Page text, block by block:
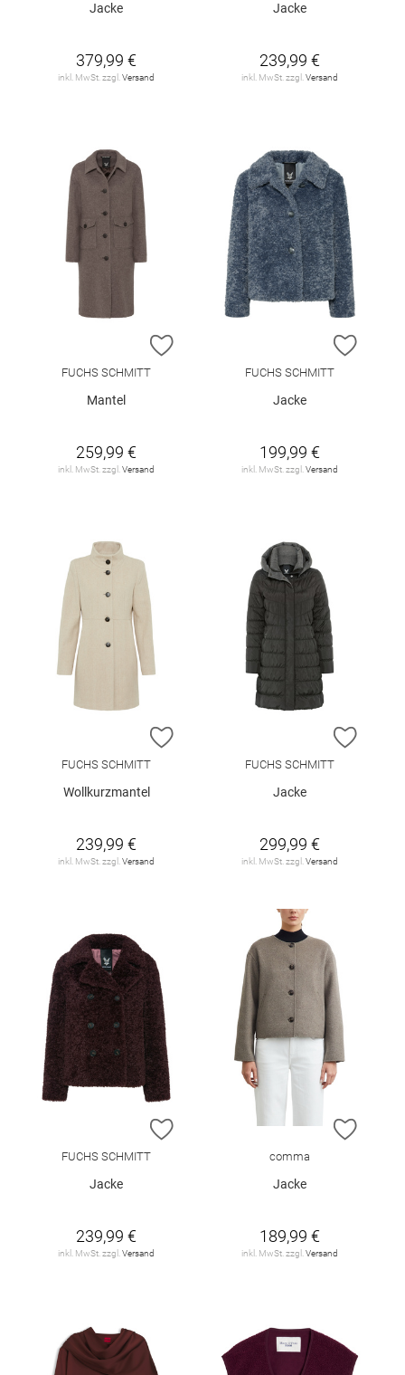
Jacke
379,99 €
inkl. MwSt. zzgl.Versand
Jacke
239,99 €
inkl. MwSt. zzgl.Versand
ZUR WUNSCHLISTE HINZUFÜGEN
FUCHS SCHMITT
Mantel
259,99 €
inkl. MwSt. zzgl.Versand
ZUR
FUCHS SCHMITT
Jacke
199,99 €
inkl. MwSt. zzgl.Versand
ZUR WUNSCHLISTE HINZUFÜGEN
FUCHS SCHMITT
Wollkurzmantel
239,99 €
inkl. MwSt. zzgl. Versand
ZUR
FUCHS SCHMITT
Jacke
299,99 €
inkl. MwSt. zzgl. Versand
ZUR WUNSCHLISTE HINZUFÜGEN
FUCHS SCHMITT
Jacke
239,99 €
inkl. MwSt. zzgl. Versand
ZUR
comma
Jacke
189,99 €
inkl. MwSt. zzgl. Versand